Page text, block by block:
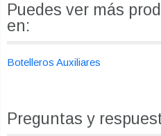
Puedes ver más
en:
Botelleros Auxiliares
Preguntas y